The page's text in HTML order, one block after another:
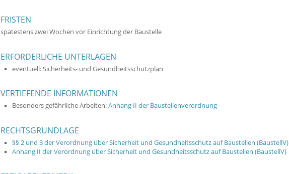
FRISTEN
spätestens zwei Wochen vor Einrichtung der Baustelle
ERFORDERLICHE UNTERLAGEN
eventuell: Sicherheits- und Gesundheitsschutzplan
VERTIEFENDE INFORMATIONEN
Besonders gefährliche Arbeiten:Anhang II der Baustellenverordnung
RECHTSGRUNDLAGE
§§ 2 und 3 der Verordnung über Sicherheit und Gesundheitsschutz auf Baustellen (BaustellV)
Anhang II der Verordnung über Sicherheit und Gesundheitsschutz auf Baustellen (BaustellV)